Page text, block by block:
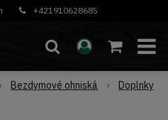
+421910628685
Bezdymové ohniská
Doplnky